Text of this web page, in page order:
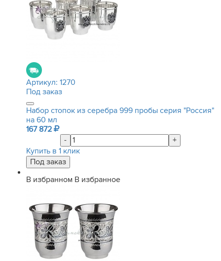
Артикул: 1270
Под заказ
Набор стопок из серебра 999 пробы серия "Россия"
на 60 мл
167 872
-
+
Купить в 1 клик
В избранном В избранное